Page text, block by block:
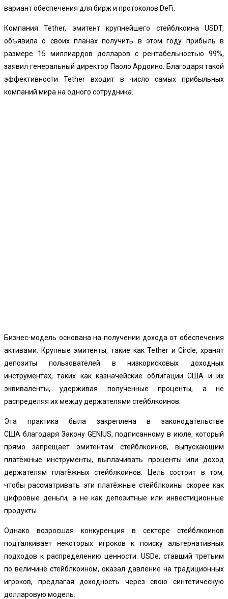
вариант обеспечения для бирж и протоколов DeFi.
Компания Tether, эмитент крупнейшего стейблкоина USDT,
объявила о своих планах получить в этом году прибыль в
размере 15 миллиардов долларов с рентабельностью 99%,
заявил генеральный директор Паоло Ардоино. Благодаря такой
эффективности Tether входит в число самых прибыльных
компаний мира на одного сотрудника.
Бизнес-модель основана на получении дохода от обеспечения
активами. Крупные эмитенты, такие как Tether и Circle, хранят
депозиты пользователей в низкорисковых доходных
инструментах, таких как казначейские облигации США и их
эквиваленты, удерживая полученные проценты, а не
распределяя их между держателями стейблкоинов.
Эта практика была закреплена в законодательстве
США благодаря Закону GENIUS, подписанному в июле, который
прямо запрещает эмитентам стейблкоинов, выпускающим
платёжные инструменты, выплачивать проценты или доход
держателям платёжных стейблкоинов. Цель состоит в том,
чтобы рассматривать эти платёжные стейблкоины скорее как
цифровые деньги, а не как депозитные или инвестиционные
продукты.
Однако возросшая конкуренция в секторе стейблкоинов
подталкивает некоторых игроков к поиску альтернативных
подходов к распределению ценности. USDe, ставший третьим
по величине стейблкоином, оказал давление на традиционных
игроков, предлагая доходность через свою синтетическую
долларовую модель.